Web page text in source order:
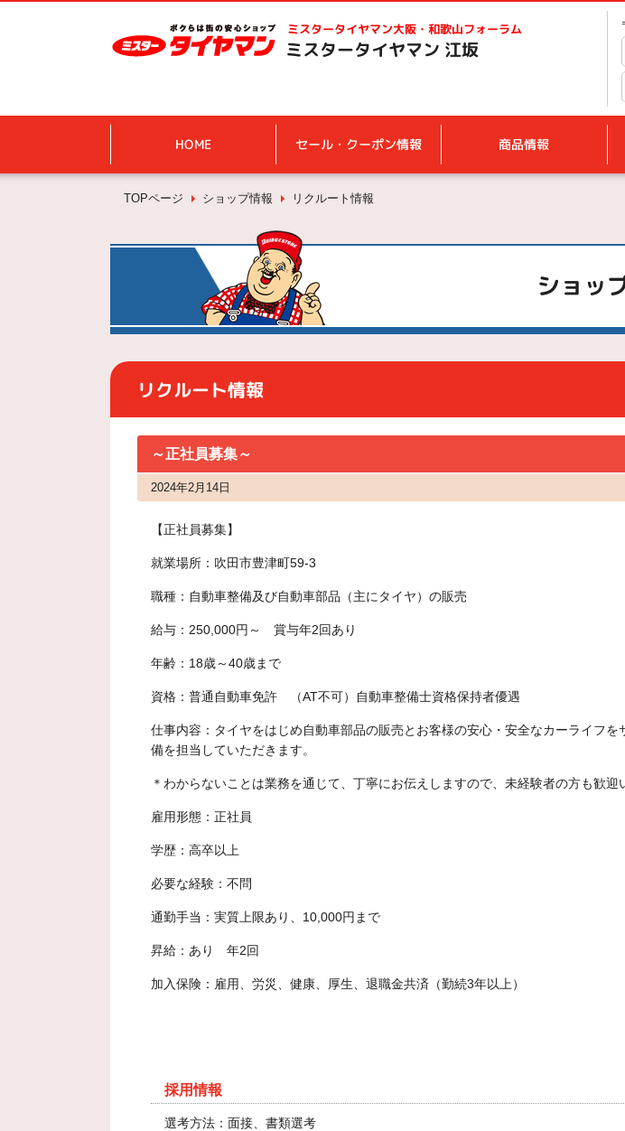
ミスタータイヤマン大阪・和歌山フォーラム
ミスタータイヤマン 江坂
HOME セール・クーポン情報 商品情報
TOPページ ショップ情報 リクルート情報
ショッ
リクルート情報
～正社員募集～
2024年2月14日
【正社員募集】
就業場所：吹田市豊津町59-3
職種：自動車整備及び自動車部品（主にタイヤ）の販売
給与：250,000円～ 賞与年2回あり
年齢：18歳～40歳まで
資格：普通自動車免許 （AT不可）自動車整備士資格保持者優遇
仕事内容：タイヤをはじめ自動車部品の販売とお客様の安心・安全なカーライフを
備を担当していただきます。
＊わからないことは業務を通じて、丁寧にお伝えしますので、未経験者の方も歓迎
雇用形態：正社員
学歴：高卒以上
必要な経験：不問
通勤手当：実質上限あり、10,000円まで
昇給：あり 年2回
加入保険：雇用、労災、健康、厚生、退職金共済（勤続3年以上）
採用情報
選考方法：面接、書類選考